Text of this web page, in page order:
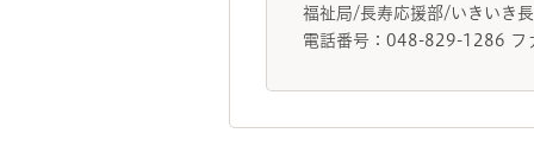
福祉局/長寿応援部/いきいき
電話番号：048-829-1286